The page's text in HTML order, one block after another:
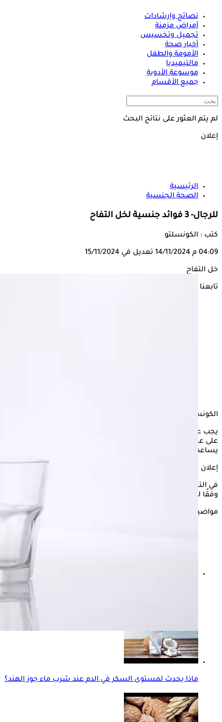
نصائح وإرشادات
أمراض مزمنة
تجميل وتخسيس
أخبار صحة
الأمومة والطفل
مالتيميديا
موسوعة الأدوية
جميع الأقسام
لم يتم العثور على نتائج البحث
إعلان
الرئيسية
الصحة الجنسية
للرجال- 3 فوائد جنسية لخل التفاح
كتب : الكونسلتو
04:09 م 14/11/2024 تعديل في 15/11/2024
خل التفاح
تابعنا على
الكونسلتو
يجب على الرجال إدراج
على عناصر غذائية تمثل أهمية كبيرة لصحتهم الجنسية، مما
يساعدهم على ممارسة العلاقة الحميمة بشكل أفضل.
إعلان
في التقرير التالي، يستعرض "الكونسلتو" فوائد خل التفاح للجنس،
وفقًا لمواقع "Hims" و"ResearchGate" و"Wiley Online Library".
مواضيع ذات صلة
طبيب: 10% من مصابي "ما قبل السكر" يتحولون إلى مرضى
ماذا يحدث لمستوى السكر في الدم عند شرب ماء جوز الهند؟